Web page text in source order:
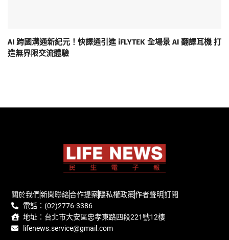
AI 跨國溝通新紀元！快譯通引進 iFLYTEK 全場景 AI 翻譯耳機 打
造無界限交流體驗
關於我們新聞聯絡合作提案隱私權政策作者聲明訂閱
電話：(02)2776-3386
地址：台北市大安區忠孝東路四段221號12樓
lifenews.service@gmail.com